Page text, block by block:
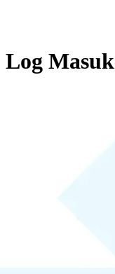
Log Masuk